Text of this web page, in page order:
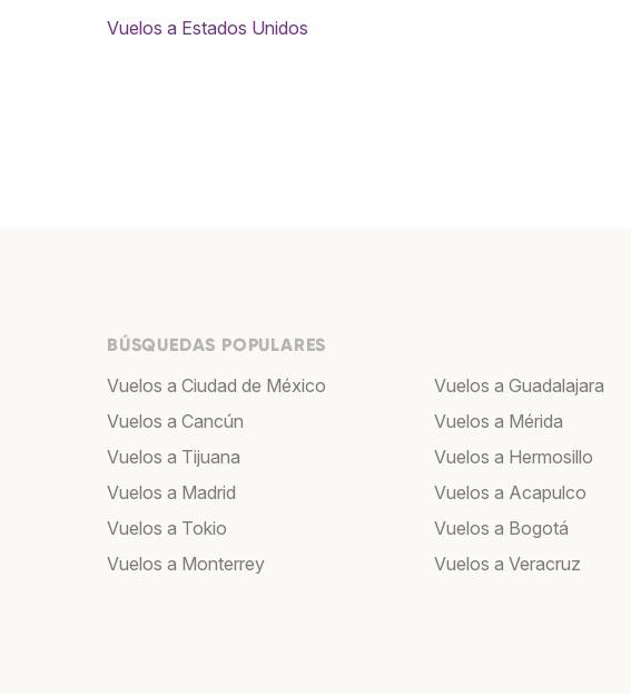
Vuelos a Estados Unidos
BÚSQUEDAS POPULARES
Vuelos a Ciudad de México
Vuelos a Cancún
Vuelos a Tijuana
Vuelos a Madrid
Vuelos a Tokio
Vuelos a Monterrey
Vuelos a Guadalajara
Vuelos a Mérida
Vuelos a Hermosillo
Vuelos a Acapulco
Vuelos a Bogotá
Vuelos a Veracruz